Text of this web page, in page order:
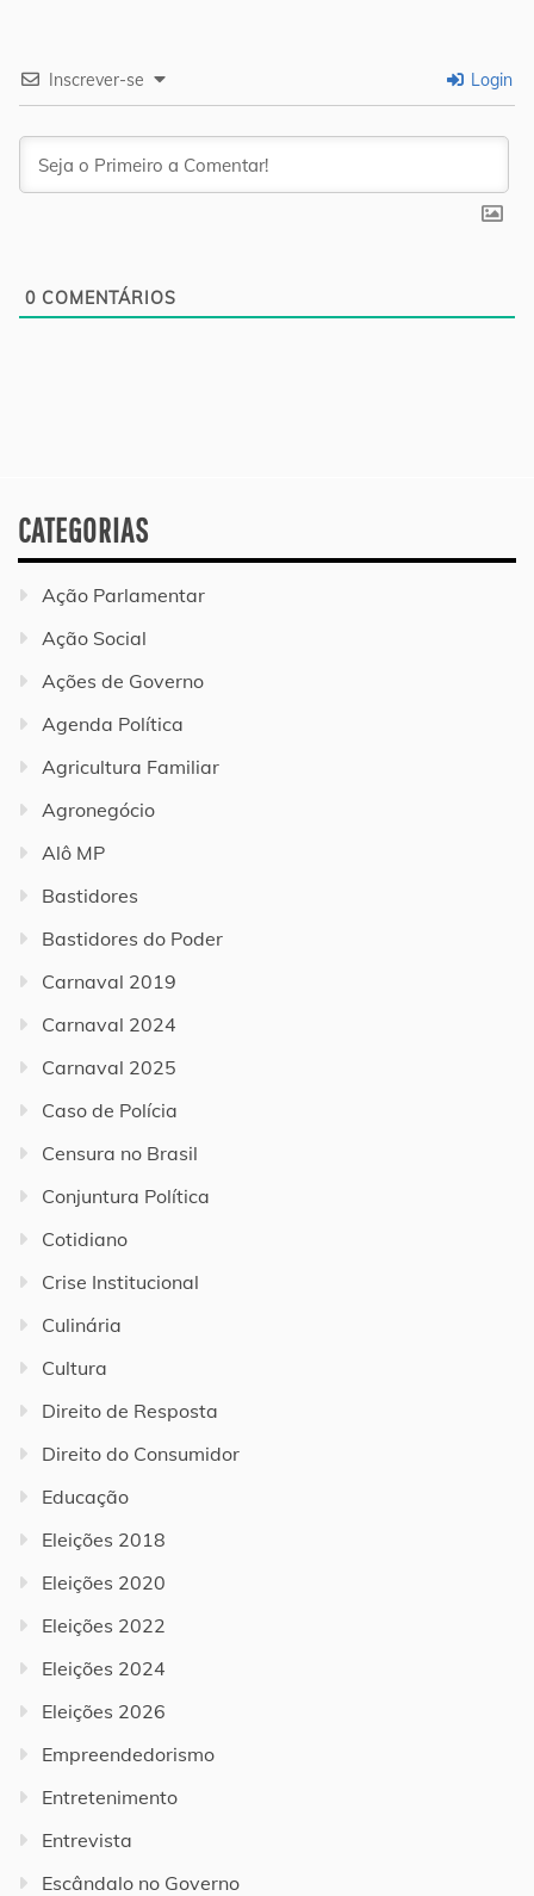
Inscrever-se Login
0 COMENTÁRIOS
CATEGORIAS
Ação Parlamentar
Ação Social
Ações de Governo
Agenda Política
Agricultura Familiar
Agronegócio
Alô MP
Bastidores
Bastidores do Poder
Carnaval 2019
Carnaval 2024
Carnaval 2025
Caso de Polícia
Censura no Brasil
Conjuntura Política
Cotidiano
Crise Institucional
Culinária
Cultura
Direito de Resposta
Direito do Consumidor
Educação
Eleições 2018
Eleições 2020
Eleições 2022
Eleições 2024
Eleições 2026
Empreendedorismo
Entretenimento
Entrevista
Escândalo no Governo